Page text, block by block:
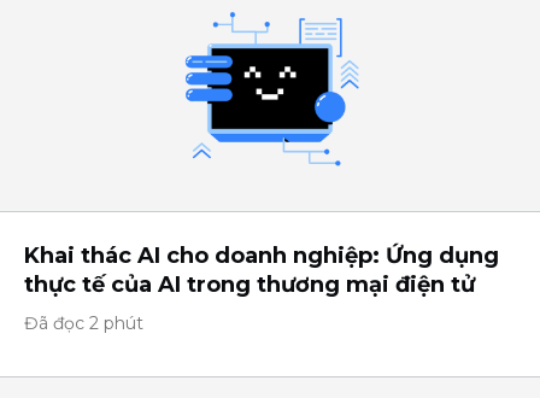
Khai thác AI cho doanh nghiệp: Ứng dụng
thực tế của AI trong thương mại điện tử
Đã đọc 2 phút